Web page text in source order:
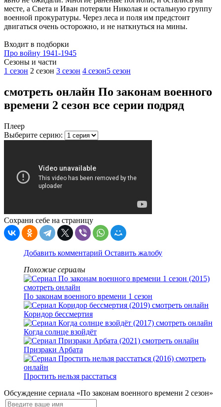
месте, а Света и Иван потеряли Николая и остальную группу
военной прокуратуры. Через леса и поля им предстоит
двигаться очень осторожно, и не наткнуться на мины.
Входит в подборки
Про войну 1941-1945
Cезоны и части
1 сезон 2 сезон 3 сезон 4 сезон5 сезон
смотреть онлайн По законам военного
времени 2 сезон все серии подряд
Плеер
Выберите серию:
Сохрани себе на страницу
Добавить комментарий Оставить жалобу
Похожие сериалы
По законам военного времени 1 сезон
Коридор бессмертия
Когда солнце взойдёт
Призраки Арбата
Простить нельзя расстаться
Обсуждение сериала «По законам военного времени 2 сезон»